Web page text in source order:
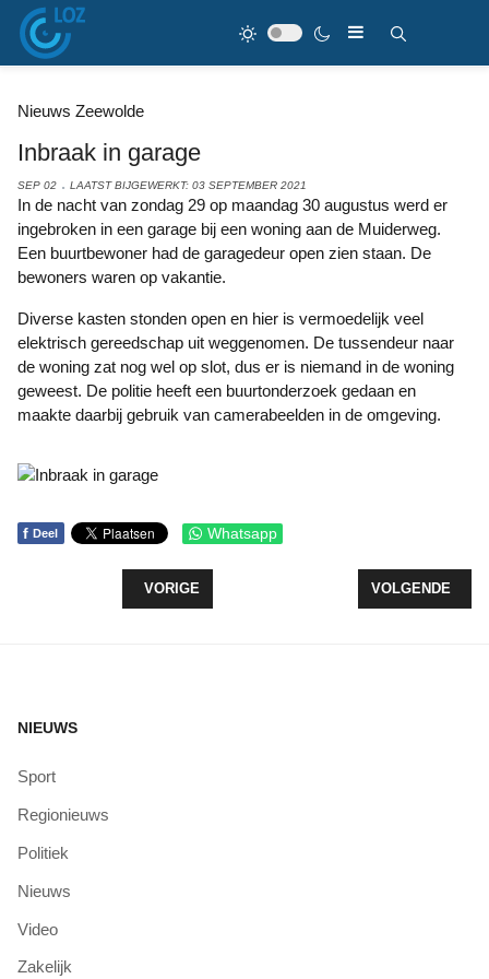
Nieuws Zeewolde
Inbraak in garage
SEP 02 LAATST BIJGEWERKT: 03 SEPTEMBER 2021
In de nacht van zondag 29 op maandag 30 augustus werd er
ingebroken in een garage bij een woning aan de Muiderweg.
Een buurtbewoner had de garagedeur open zien staan. De
bewoners waren op vakantie.
Diverse kasten stonden open en hier is vermoedelijk veel
elektrisch gereedschap uit weggenomen. De tussendeur naar
de woning zat nog wel op slot, dus er is niemand in de woning
geweest. De politie heeft een buurtonderzoek gedaan en
maakte daarbij gebruik van camerabeelden in de omgeving.
f Deel Whatsapp
VORIG ARTIKEL: NIEUWE EHBO CURSUS IN
VORIGE VOLGENDE
VOLGENDE
NIEUWS
Sport
Regionieuws
Politiek
Nieuws
Video
Zakelijk